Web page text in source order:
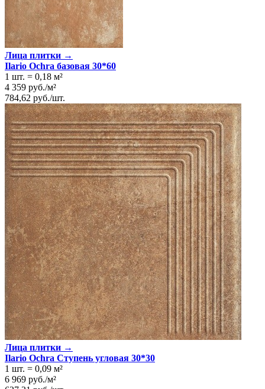
Лица плитки →
Ilario Ochra базовая 30*60
1 шт. = 0,18 м²
4 359 руб./м²
784,62 руб./шт.
Лица плитки →
Ilario Ochra Ступень угловая 30*30
1 шт. = 0,09 м²
6 969 руб./м²